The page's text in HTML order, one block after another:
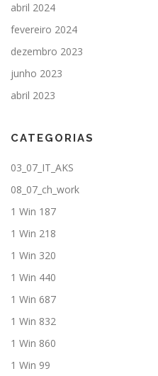
abril 2024
fevereiro 2024
dezembro 2023
junho 2023
abril 2023
CATEGORIAS
03_07_IT_AKS
08_07_ch_work
1 Win 187
1 Win 218
1 Win 320
1 Win 440
1 Win 687
1 Win 832
1 Win 860
1 Win 99